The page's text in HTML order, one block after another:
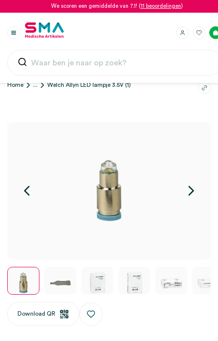
We scoren een gemiddelde van 7.1! (11 beoordelingen)
Home ... Welch Allyn LED lampje 3.5V (1)
Download QR